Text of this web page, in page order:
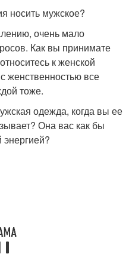
носить мужское?
очень мало
Как вы принимате
к женской
женственностью все
тоже.
одежда, когда вы ее
Она вас как бы
энергией?